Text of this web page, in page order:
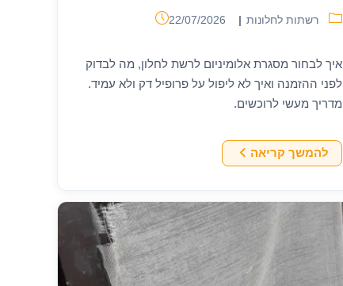
קטגוריה:רשתות לחלונות פורסם:
22/07/2026
איך לבחור מסגרת אלומיניום לרשת לחלון, מה לבדוק
לפני ההזמנה ואיך לא ליפול על פרופיל דק ולא עמיד.
מדריך מעשי לרוכשים.
להמשך קריאההטעות
שרוב
כשבוחרים
רשת
לחלון
מסגרת
אלומיניום